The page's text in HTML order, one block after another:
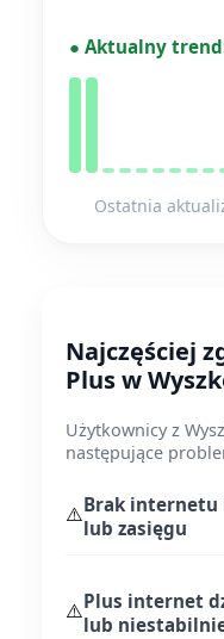
● Aktualny
Ostatnia
Najczęściej
Plus w
Użytkownicy z
następujące
⚠️Brak internetu
lub zasięgu
⚠️Plus internet
lub